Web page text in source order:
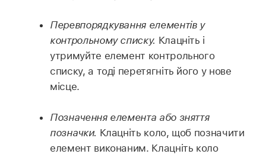
Перевпорядкування елементів у
контрольному списку. Клацніть і
утримуйте елемент контрольного
списку, а тоді перетягніть його у нове
місце.
Позначення елемента або зняття
позначки. Клацніть коло, щоб позначити
елемент виконаним. Клацніть коло